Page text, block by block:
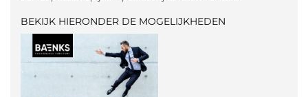
BEKIJK HIERONDER DE MOGELIJKHEDEN